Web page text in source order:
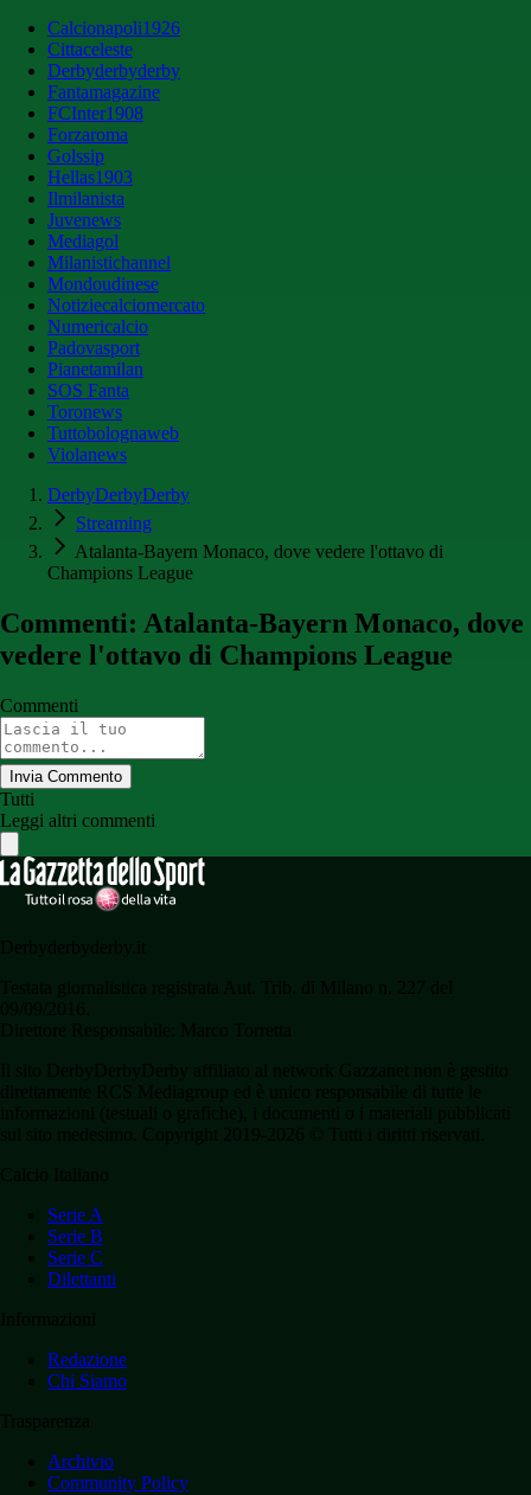
Calcionapoli1926
Cittaceleste
Derbyderbyderby
Fantamagazine
FCInter1908
Forzaroma
Golssip
Hellas1903
Ilmilanista
Juvenews
Mediagol
Milanistichannel
Mondoudinese
Notiziecalciomercato
Numericalcio
Padovasport
Pianetamilan
SOS Fanta
Toronews
Tuttobolognaweb
Violanews
DerbyDerbyDerby
Streaming
Atalanta-Bayern Monaco, dove vedere l'ottavo di
Champions League
Commenti: Atalanta-Bayern Monaco, dove
vedere l'ottavo di Champions League
Commenti
Invia Commento
Tutti
Leggi altri commenti
Serie A
Serie B
Serie C
Dilettanti
Redazione
Chi Siamo
Archivio
Community Policy